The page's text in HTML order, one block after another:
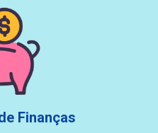
Finanças